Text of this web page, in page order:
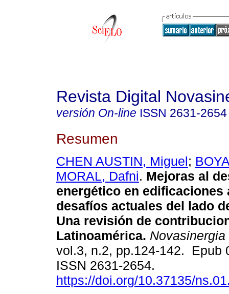
Revista Digital
versión On-line ISSN 2631-2654
Resumen
CHEN AUSTIN, Miguel;
MORAL, Dafni. Mejoras al
energético en edificaciones
desafíos actuales del lado
Una revisión de
Latinoamérica. Novasinergia
vol.3, n.2, pp.124-142. Epub
ISSN 2631-2654.
https://doi.org/10.37135/